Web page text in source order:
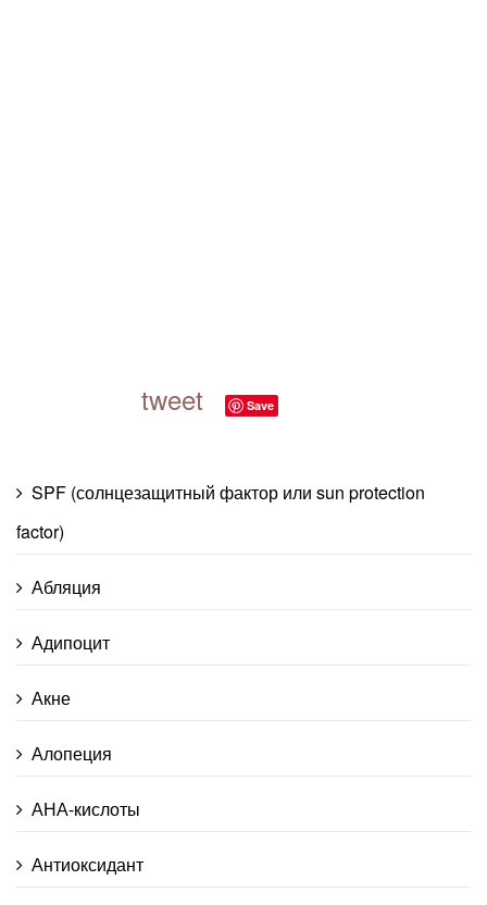
tweet Save
SPF (солнцезащитный фактор или sun protection
factor)
Абляция
Адипоцит
Акне
Алопеция
АНА-кислоты
Антиоксидант